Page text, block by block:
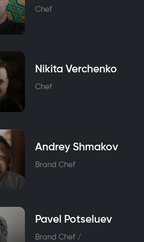
Chef
Nikita Verchenko
Chef
Andrey Shmakov
Brand Chef
Pavel Potseluev
Brand Chef /